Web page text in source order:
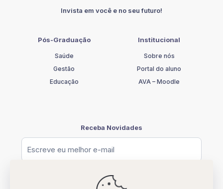
Invista em você e no seu futuro!
Pós-Graduação
Saúde
Gestão
Educação
Institucional
Sobre nós
Portal do aluno
AVA – Moodle
Receba Novidades